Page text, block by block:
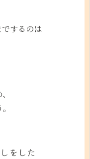
するのは
をした